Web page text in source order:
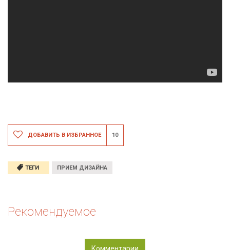
ДОБАВИТЬ В ИЗБРАННОЕ 10
ТЕГИ ПРИЕМ ДИЗАЙНА
Рекомендуемое
Комментарии